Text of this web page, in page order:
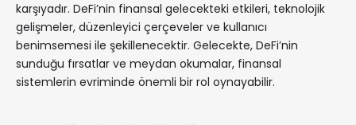
karşıyadır. DeFi’nin finansal gelecekteki etkileri, teknolojik
gelişmeler, düzenleyici çerçeveler ve kullanıcı
benimsemesi ile şekillenecektir. Gelecekte, DeFi’nin
sunduğu fırsatlar ve meydan okumalar, finansal
sistemlerin evriminde önemli bir rol oynayabilir.